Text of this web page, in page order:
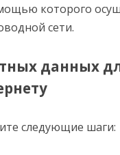
которого
сети.
данных
следующие шаги: